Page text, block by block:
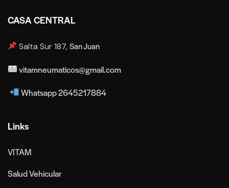
CASA CENTRAL
Salta Sur 187,San Juan
vitamneumaticos@gmail.com
Whatsapp 2645217884
Links
VITAM
Salud Vehicular